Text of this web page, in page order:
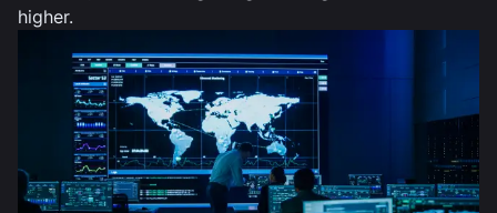
higher.